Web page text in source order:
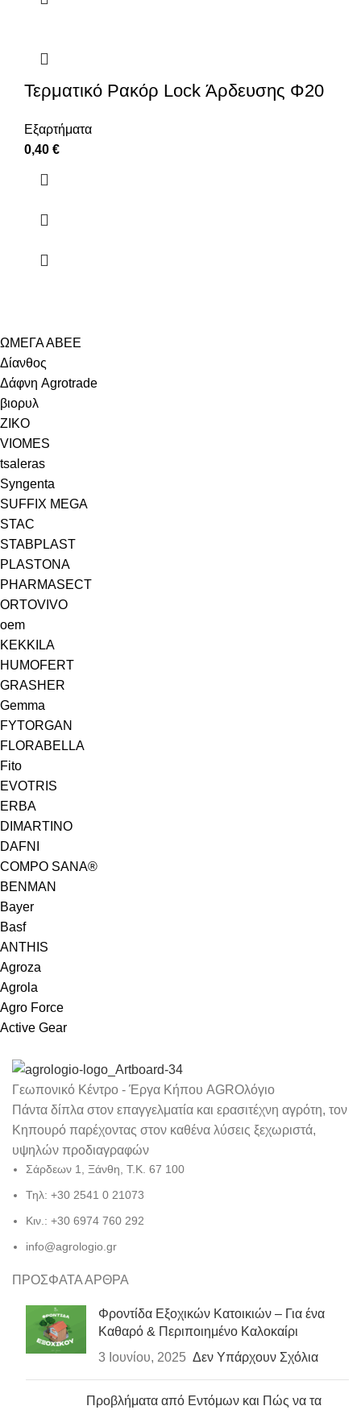
Τερματικό Ρακόρ Lock Άρδευσης Φ20
Εξαρτήματα
0,40 €
ΩΜΕΓΑ ΑΒΕΕ
Δίανθος
Δάφνη Agrotrade
βιορυλ
ZIKO
VIOMES
tsaleras
Syngenta
SUFFIX MEGA
STAC
STABPLAST
PLASTONA
PHARMASECT
ORTOVIVO
oem
KEKKILA
HUMOFERT
GRASHER
Gemma
FYTORGAN
FLORABELLA
Fito
EVOTRIS
ERBA
DIMARTINO
DAFNI
COMPO SANA®
BENMAN
Bayer
Basf
ANTHIS
Agroza
Agrola
Agro Force
Active Gear
Γεωπονικό Κέντρο - Έργα Κήπου AGROλόγιο
Πάντα δίπλα στον επαγγελματία και ερασιτέχνη αγρότη, τον
Κηπουρό παρέχοντας στον καθένα λύσεις ξεχωριστά,
υψηλών προδιαγραφών
Σάρδεων 1, Ξάνθη, Τ.Κ. 67 100
Τηλ: +30 2541 0 21073
Κιν.: +30 6974 760 292
info@agrologio.gr
ΠΡΟΣΦΑΤΑ ΑΡΘΡΑ
Φροντίδα Εξοχικών Κατοικιών – Για ένα
Καθαρό & Περιποιημένο Καλοκαίρι
3 Ιουνίου, 2025 Δεν Υπάρχουν Σχόλια
Προβλήματα από Εντόμων και Πώς να τα